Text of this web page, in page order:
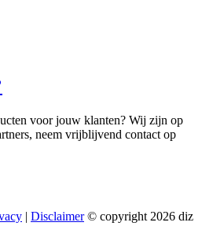
voor jouw klanten? Wij zijn op
neem vrijblijvend contact op
| Disclaimer© copyright 2026 diz